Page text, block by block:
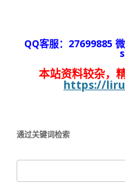
QQ客服：27699885
本站资料较杂，
https://
通过关键词检索
索：